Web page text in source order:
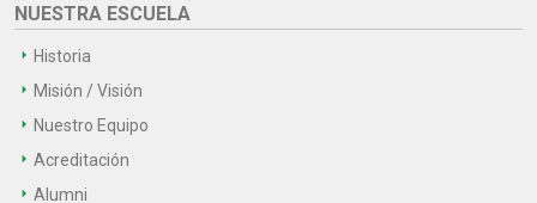
NUESTRA ESCUELA
Historia
Misión / Visión
Nuestro Equipo
Acreditación
Alumni